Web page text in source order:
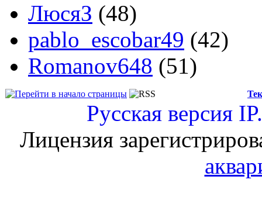
ЛюсяЗ (48)
pablo_escobar49 (42)
Romanov648 (51)
Русская версия
Лицензия